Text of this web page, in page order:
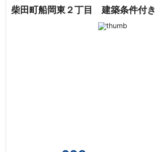
柴田町船岡東２丁目 建築条件付き